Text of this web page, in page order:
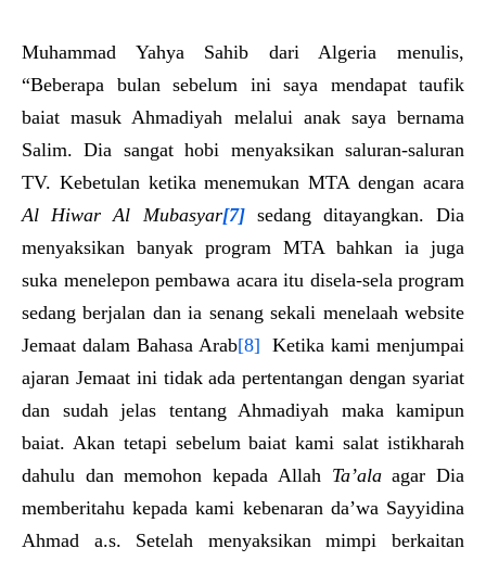
Muhammad Yahya Sahib dari Algeria menulis,
“Beberapa bulan sebelum ini saya mendapat taufik
baiat masuk Ahmadiyah melalui anak saya bernama
Salim. Dia sangat hobi menyaksikan saluran-saluran
TV. Kebetulan ketika menemukan MTA dengan acara
Al Hiwar Al Mubasyar[7]sedang ditayangkan. Dia
menyaksikan banyak program MTA bahkan ia juga
suka menelepon pembawa acara itu disela-sela program
sedang berjalan dan ia senang sekali menelaah website
Jemaat dalam Bahasa Arab[8] Ketika kami menjumpai
ajaran Jemaat ini tidak ada pertentangan dengan syariat
dan sudah jelas tentang Ahmadiyah maka kamipun
baiat. Akan tetapi sebelum baiat kami salat istikharah
dahulu dan memohon kepada Allah Ta’alaagar Dia
memberitahu kepada kami kebenaran da’wa Sayyidina
Ahmad a.s. Setelah menyaksikan mimpi berkaitan